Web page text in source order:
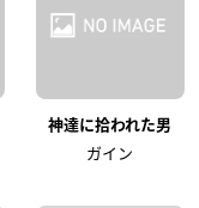
神達に拾われた男
ガイン